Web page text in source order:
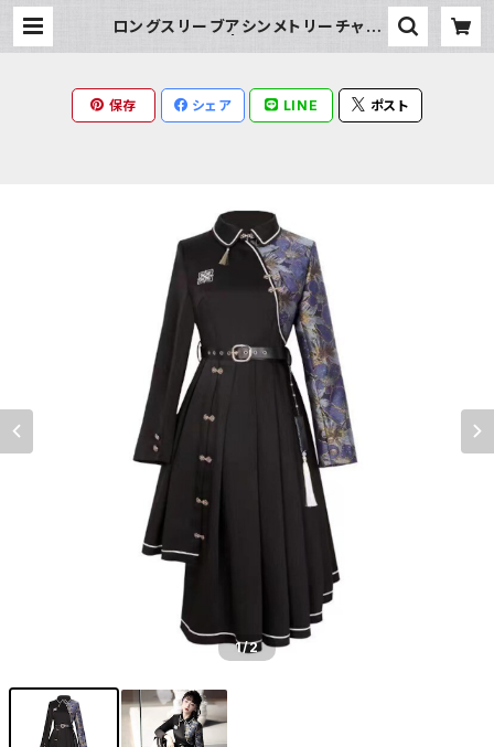
ロングスリーブアシンメトリーチャイ
保存 シェア LINE ポスト
1/2